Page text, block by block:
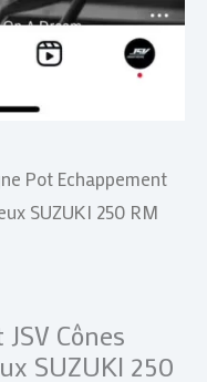
Pot Echappement
SUZUKI 250 RM
Cônes
SUZUKI 250